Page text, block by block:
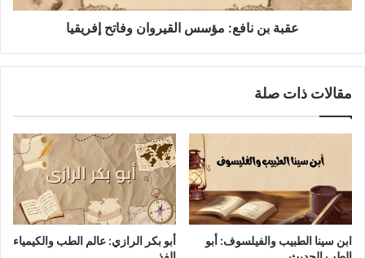
عقبة بن نافع: مؤسس القيروان وفاتح إفريقيا
مقالات ذات صلة
ابن سينا الطبيب والفيلسوف: أبو
أبو بكر الرازي: عالم الطب والكيمياء